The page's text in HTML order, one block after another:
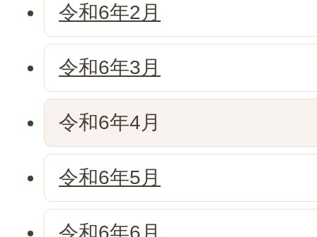
令和6年2月
令和6年3月
令和6年4月
令和6年5月
令和6年6月